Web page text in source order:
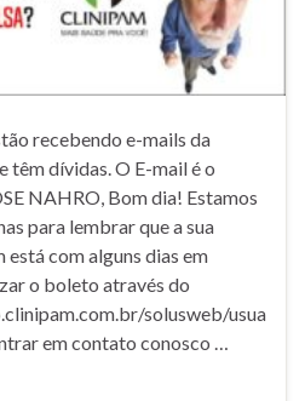
recebendo e-mails da
têm dívidas. O E-mail é o
NAHRO, Bom dia! Estamos
para lembrar que a sua
com alguns dias em
o boleto através do
solusweb/usua
em contato conosco …